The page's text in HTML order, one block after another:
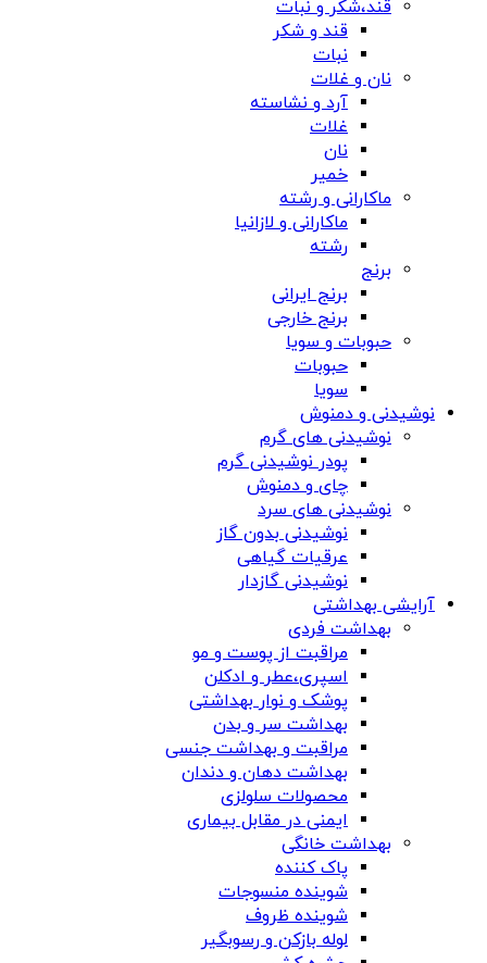
قند،شکر و نبات
قند و شکر
نبات
نان و غلات
آرد و نشاسته
غلات
نان
خمیر
ماکارانی و رشته
ماکارانی و لازانیا
رشته
برنج
برنج ایرانی
برنج خارجی
حبوبات و سویا
حبوبات
سویا
نوشیدنی و دمنوش
نوشیدنی های گرم
پودر نوشیدنی گرم
چای و دمنوش
نوشیدنی های سرد
نوشیدنی بدون گاز
عرقیات گیاهی
نوشیدنی گازدار
آرایشی بهداشتی
بهداشت فردی
مراقبت از پوست و مو
اسپری،عطر و ادکلن
پوشک و نوار بهداشتی
بهداشت سر و بدن
مراقبت و بهداشت جنسی
بهداشت دهان و دندان
محصولات سلولزی
ایمنی در مقابل بیماری
بهداشت خانگی
پاک کننده
شوینده منسوجات
شوینده ظروف
لوله بازکن و رسوبگیر